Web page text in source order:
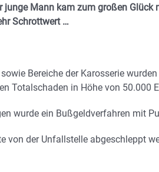
junge Mann kam zum großen
Schrottwert …
Bereiche der Karosserie
Totalschaden in Höhe von 50.000
wurde ein Bußgeldverfahren mit
von der Unfallstelle abgeschleppt